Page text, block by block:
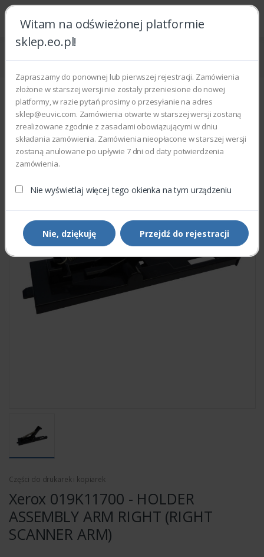
Witam na odświeżonej platformie
sklep.eo.pl!
Zapraszamy do ponownej lub pierwszej rejestracji. Zamówienia
złożone w starszej wersji nie zostały przeniesione do nowej
platformy, w razie pytań prosimy o przesyłanie na adres
sklep@euvic.com. Zamówienia otwarte w starszej wersji zostaną
zrealizowane zgodnie z zasadami obowiązującymi w dniu
składania zamówienia. Zamówienia nieopłacone w starszej wersji
zostaną anulowane po upływie 7 dni od daty potwierdzenia
zamówienia.
Nie wyświetlaj więcej tego okienka na tym urządzeniu
Nie, dziękuję Przejdź do rejestracji
Strona główna Części zamienne
Części do drukarek i kopiarek
Xerox 019K11700 - HOLDER
ASSEMBLY ARM RIGHT (RIGHT
SCANNER ARM)